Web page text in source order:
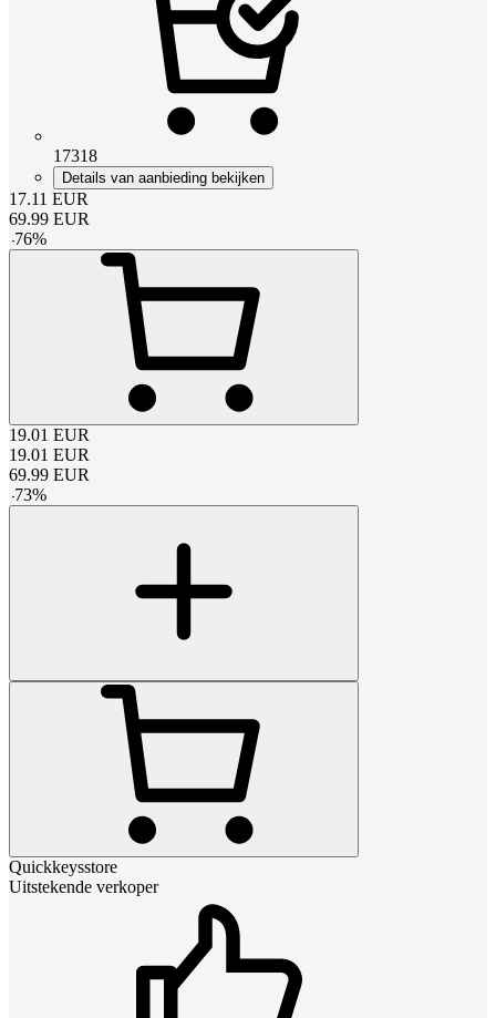
17318
Details van aanbieding bekijken
17.11 EUR
69.99 EUR
-76%
19.01 EUR
19.01 EUR
69.99 EUR
-73%
Quickkeysstore
Uitstekende verkoper